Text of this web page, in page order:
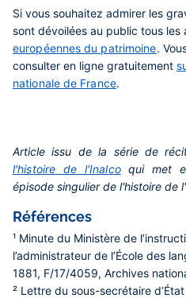
Si vous souhaitez admirer les
sont dévoilées au public tous les
européennes du patrimoine.
consulter en ligne gratuitement
nationale de France.
Article issu de la série de
l'histoire de l'Inalcoqui met
épisode singulier de l'histoire de
Références
¹ Minute du Ministère de
l’administrateur de l’École des
1881, F/17/4059, Archives
² Lettre du sous-secrétaire